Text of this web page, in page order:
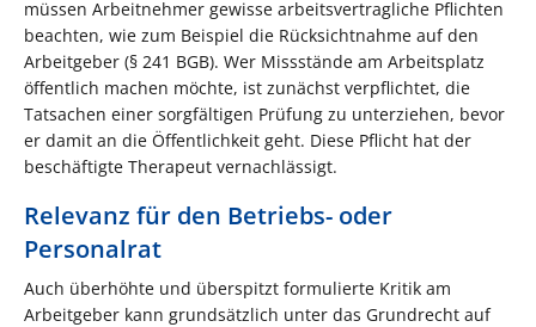
müssen Arbeitnehmer gewisse arbeitsvertragliche Pflichten
beachten, wie zum Beispiel die Rücksichtnahme auf den
Arbeitgeber (§ 241 BGB). Wer Missstände am Arbeitsplatz
öffentlich machen möchte, ist zunächst verpflichtet, die
Tatsachen einer sorgfältigen Prüfung zu unterziehen, bevor
er damit an die Öffentlichkeit geht. Diese Pflicht hat der
beschäftigte Therapeut vernachlässigt.
Relevanz für den Betriebs- oder
Personalrat
Auch überhöhte und überspitzt formulierte Kritik am
Arbeitgeber kann grundsätzlich unter das Grundrecht auf